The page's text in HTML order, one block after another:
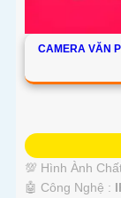
CAMERA VĂN
💯 Hình Ành
🤖️ Công Nghệ :